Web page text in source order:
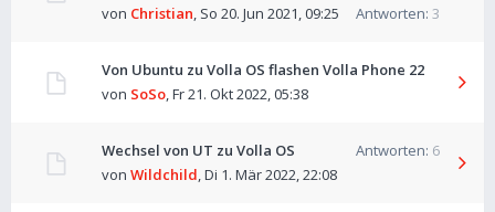
Antworten: 3
von Christian, So 20. Jun 2021, 09:25
Von Ubuntu zu Volla OS flashen Volla Phone 22
von SoSo,Fr 21. Okt 2022, 05:38
Wechsel von UT zu Volla OS Antworten: 6
von Wildchild,Di 1. Mär 2022, 22:08